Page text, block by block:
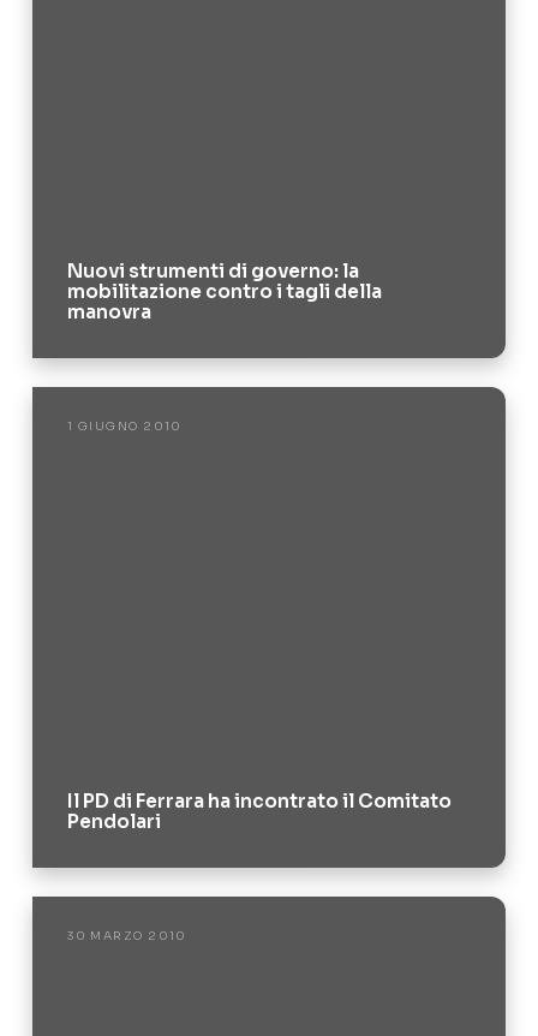
Nuovi strumenti di governo: la
mobilitazione contro i tagli della
manovra
1 GIUGNO 2010
Il PD di Ferrara ha incontrato il Comitato
Pendolari
30 MARZO 2010